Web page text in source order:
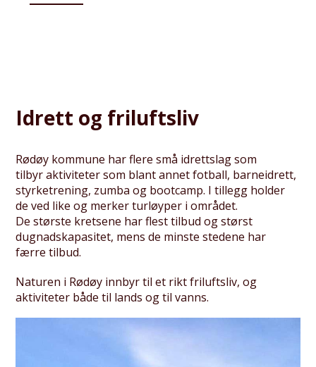
Idrett og friluftsliv
Rødøy kommune har flere små idrettslag som
tilbyr aktiviteter som blant annet fotball, barneidrett,
styrketrening, zumba og bootcamp. I tillegg holder
de ved like og merker turløyper i området.
De største kretsene har flest tilbud og størst
dugnadskapasitet, mens de minste stedene har
færre tilbud.
Naturen i Rødøy innbyr til et rikt friluftsliv, og
aktiviteter både til lands og til vanns.